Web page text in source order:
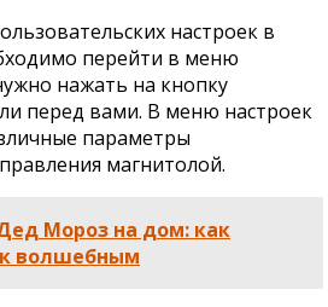
настроек в
перейти в меню
нажать на кнопку
перед вами. В меню настроек
параметры
магнитолой.
Мороз на дом: как
волшебным